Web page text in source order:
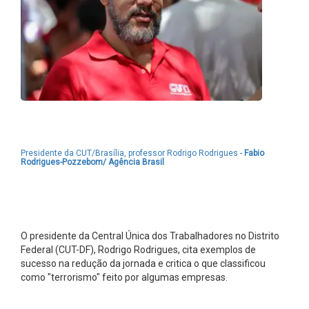
Presidente da CUT/Brasília, professor Rodrigo Rodrigues - Fabio
Rodrigues-Pozzebom/ Agência Brasil
O presidente da Central Única dos Trabalhadores no Distrito
Federal (CUT-DF), Rodrigo Rodrigues, cita exemplos de
sucesso na redução da jornada e critica o que classificou
como "terrorismo" feito por algumas empresas.